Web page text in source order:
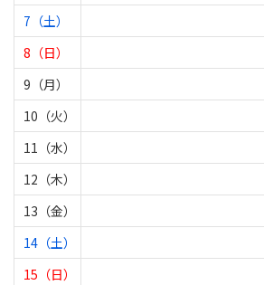
7（土）
8（日）
9（月）
10（火）
11（水）
12（木）
13（金）
14（土）
15（日）